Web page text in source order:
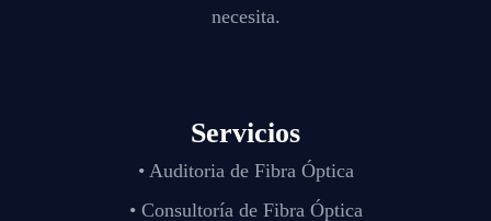
necesita.
Servicios
• Auditoria de Fibra Óptica
• Consultoría de Fibra Óptica